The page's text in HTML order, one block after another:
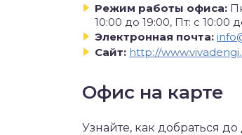
Режим работы офиса:
10:00 до 19:00, Пт: с 10:00
Электронная почта:
Сайт: http://
Офис на карте
Узнайте, как добраться